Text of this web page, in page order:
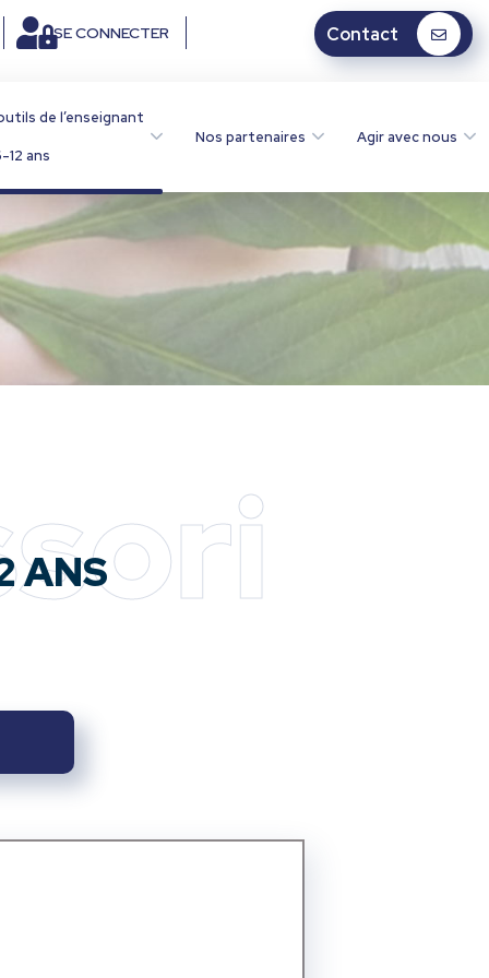
SE CONNECTER Contact
de l’enseignant
12 ans
Nos partenaires Agir avec nous
ANS